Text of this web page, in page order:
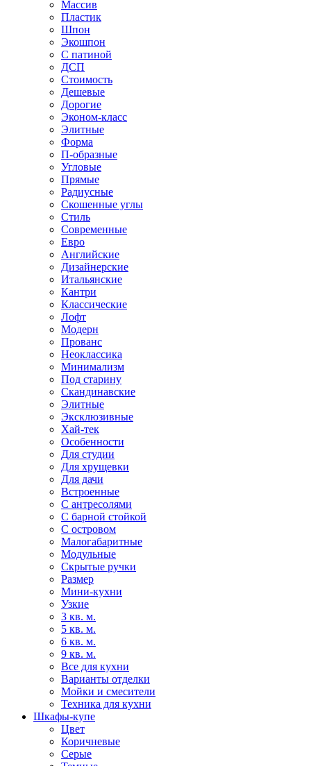
Массив
Пластик
Шпон
Экошпон
С патиной
ДСП
Стоимость
Дешевые
Дорогие
Эконом-класс
Элитные
Форма
П-образные
Угловые
Прямые
Радиусные
Скошенные углы
Стиль
Современные
Евро
Английские
Дизайнерские
Итальянские
Кантри
Классические
Лофт
Модерн
Прованс
Неоклассика
Минимализм
Под старину
Скандинавские
Элитные
Эксклюзивные
Хай-тек
Особенности
Для студии
Для хрущевки
Для дачи
Встроенные
С антресолями
С барной стойкой
С островом
Малогабаритные
Модульные
Скрытые ручки
Размер
Мини-кухни
Узкие
3 кв. м.
5 кв. м.
6 кв. м.
9 кв. м.
Все для кухни
Варианты отделки
Мойки и смесители
Техника для кухни
Шкафы-купе
Цвет
Коричневые
Серые